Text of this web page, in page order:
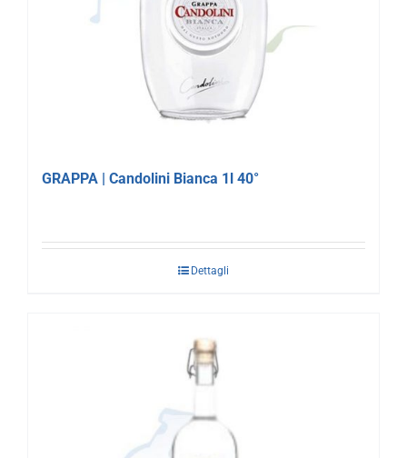
GRAPPA | Candolini Bianca 1l 40°
Dettagli